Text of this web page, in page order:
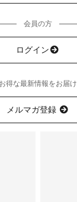
会員の方
ログイン
お得な最新情報をお届け
メルマガ登録